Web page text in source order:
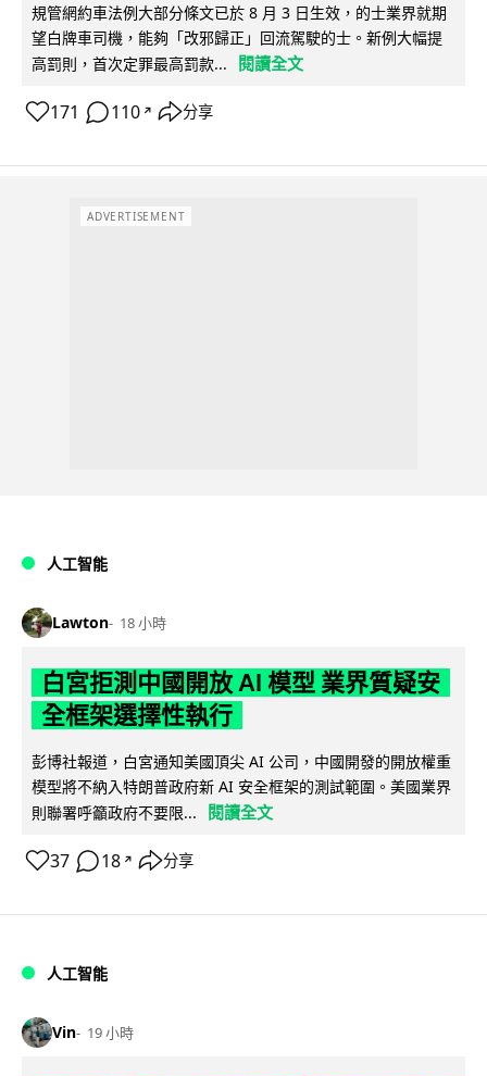
規管網約車法例大部分條文已於 8 月 3 日生效，的士業界就期
望白牌車司機，能夠「改邪歸正」回流駕駛的士。新例大幅提
高罰則，首次定罪最高罰款...
閱讀全文
171 110 ↗ 分享
ADVERTISEMENT
人工智能
Lawton 18 小時
白宮拒測中國開放 AI 模型 業界質疑安
全框架選擇性執行
彭博社報道，白宮通知美國頂尖 AI 公司，中國開發的開放權重
模型將不納入特朗普政府新 AI 安全框架的測試範圍。美國業界
則聯署呼籲政府不要限...
閱讀全文
37 18 ↗ 分享
人工智能
Vin 19 小時